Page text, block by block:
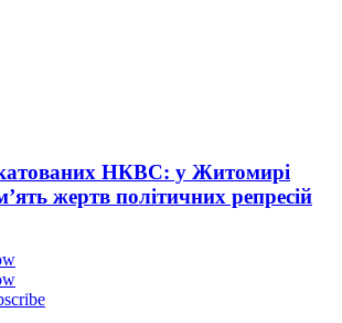
НКВС: у Житомирі
жертв політичних репресій